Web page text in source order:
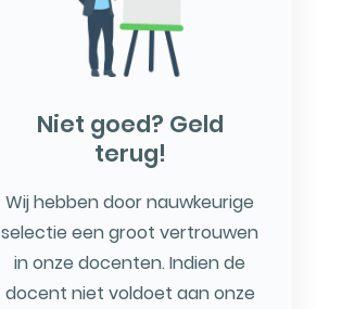
Niet goed? Geld
terug!
Wij hebben door nauwkeurige
selectie een groot vertrouwen
in onze docenten. Indien de
docent niet voldoet aan onze